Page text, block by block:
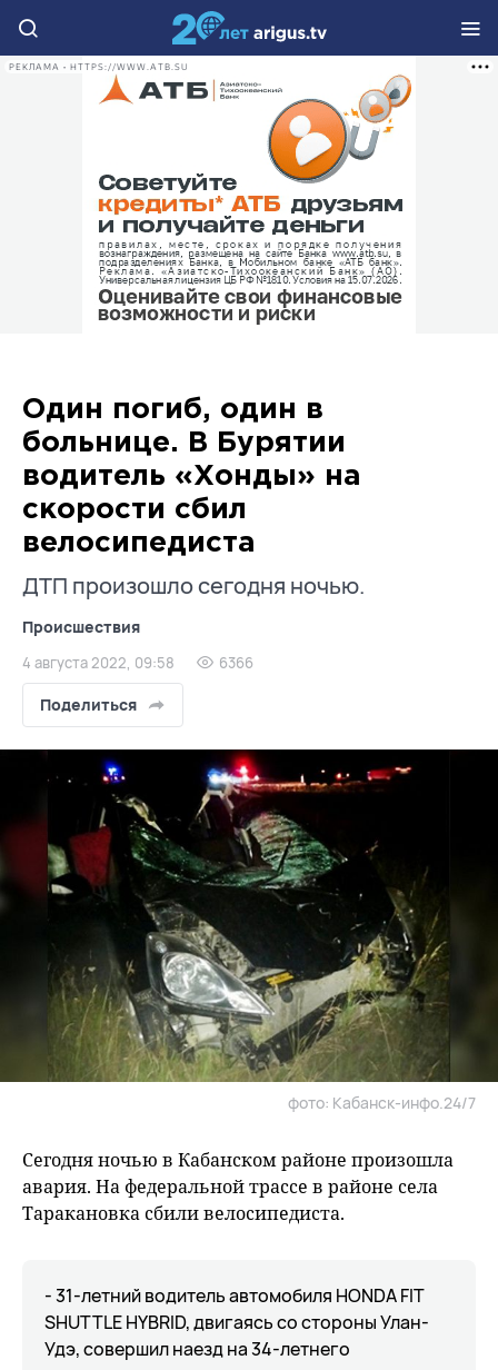
РЕКЛАМА • HTTPS://WWW.ATB.SU
Один погиб, один в
больнице. В Бурятии
водитель «Хонды» на
скорости сбил
велосипедиста
ДТП произошло сегодня ночью.
Происшествия
4 августа 2022, 09:58 6366
Поделиться
фото: Кабанск-инфо.24/7
Сегодня ночью в Кабанском районе произошла
авария. На федеральной трассе в районе села
Таракановка сбили велосипедиста.
- 31-летний водитель автомобиля HONDA FIT
SHUTTLE HYBRID, двигаясь со стороны Улан-
Удэ, совершил наезд на 34-летнего